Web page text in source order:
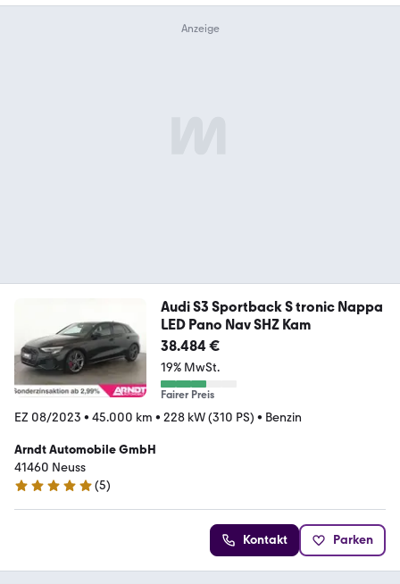
Audi S3 Sportback S tronic Nappa
LED Pano Nav SHZ Kam
38.484 €
19% MwSt.
Fairer Preis
EZ 08/2023 • 45.000 km • 228 kW (310 PS) • Benzin
Arndt Automobile GmbH
41460 Neuss
4.8 Sterne
(5)
Kontakt Parken